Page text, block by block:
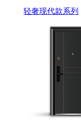
轻奢现代款系列